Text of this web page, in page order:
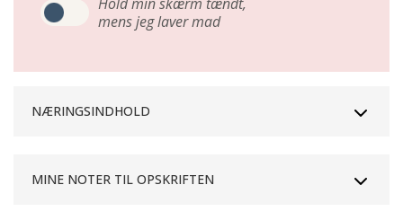
mens jeg laver mad
NÆRINGSINDHOLD
MINE NOTER TIL OPSKRIFTEN